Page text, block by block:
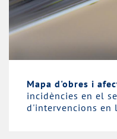
Mapa d'obres i
incidències en el
d'intervencions en